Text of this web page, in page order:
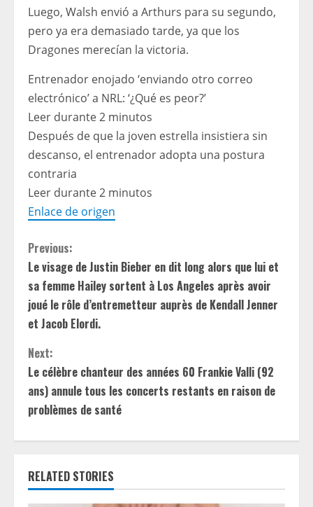
Luego, Walsh envió a Arthurs para su segundo,
pero ya era demasiado tarde, ya que los
Dragones merecían la victoria.
Entrenador enojado ‘enviando otro correo
electrónico’ a NRL: ‘¿Qué es peor?’
Leer durante 2 minutos
Después de que la joven estrella insistiera sin
descanso, el entrenador adopta una postura
contraria
Leer durante 2 minutos
Enlace de origen
C
o
n
t
i
n
R
Previous:
Le visage de Justin Bieber en dit long alors que lui et
sa femme Hailey sortent à Los Angeles après avoir
joué le rôle d’entremetteur auprès de Kendall Jenner
et Jacob Elordi.
Next:
Le célèbre chanteur des années 60 Frankie Valli (92
ans) annule tous les concerts restants en raison de
problèmes de santé
RELATED STORIES